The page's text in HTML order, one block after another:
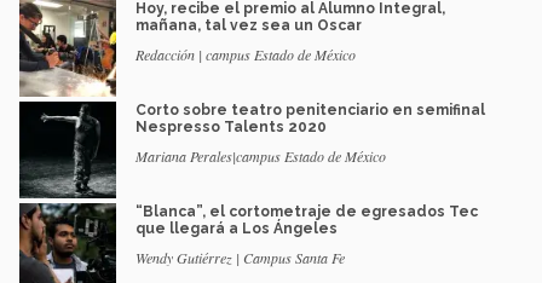
Hoy, recibe el premio al Alumno Integral,
mañana, tal vez sea un Oscar
Redacción | campus Estado de México
Corto sobre teatro penitenciario en semifinal
Nespresso Talents 2020
Mariana Perales|campus Estado de México
“Blanca”, el cortometraje de egresados Tec
que llegará a Los Ángeles
Wendy Gutiérrez | Campus Santa Fe